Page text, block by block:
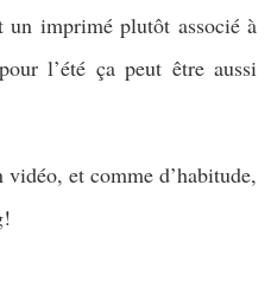
un imprimé plutôt associé à
l’été ça peut être aussi
et comme d’habitude,